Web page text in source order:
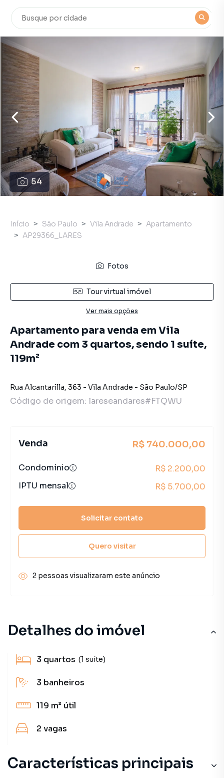
54
Detalhes do imóvel
3 quartos (1 suíte)
3 banheiros
119 m² útil
2 vagas
Características principais
Início São Paulo Vila Andrade
Apartamento
AP29366_LARES
Fotos
Tour virtual imóvel
Ver mais opções
Apartamento para venda em Vila
Andrade com 3 quartos, sendo 1 suíte,
119m²
Rua Alcantarilla, 363 - Vila Andrade - São Paulo/SP
Código de origem: lareseandares#FTQWU
Venda R$ 740.000,00
Condomínio
R$ 2.200,00
IPTU mensal
R$ 5.700,00
Solicitar contato
Quero visitar
2 pessoas visualizaram este anúncio